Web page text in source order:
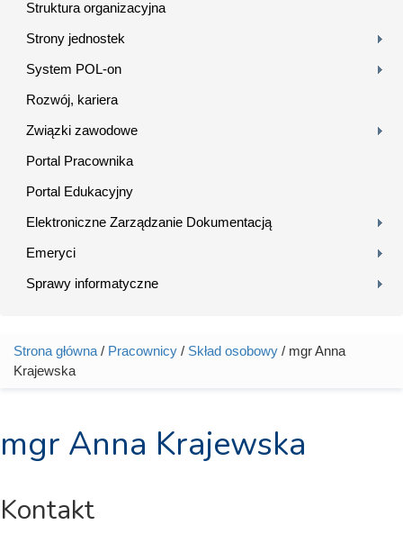
Struktura organizacyjna
Strony jednostek
System POL-on
Rozwój, kariera
Związki zawodowe
Portal Pracownika
Portal Edukacyjny
Elektroniczne Zarządzanie Dokumentacją
Emeryci
Sprawy informatyczne
Jesteś tutaj
Strona główna / Pracownicy / Skład osobowy / mgr Anna
Krajewska
mgr Anna Krajewska
Kontakt